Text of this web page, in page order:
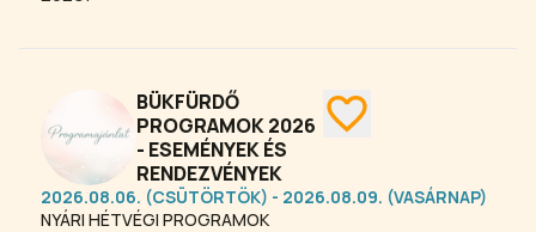
BÜKFÜRDŐ
PROGRAMOK 2026
- ESEMÉNYEK ÉS
RENDEZVÉNYEK
2026.08.06. (CSÜTÖRTÖK) - 2026.08.09. (VASÁRNAP)
NYÁRI HÉTVÉGI PROGRAMOK